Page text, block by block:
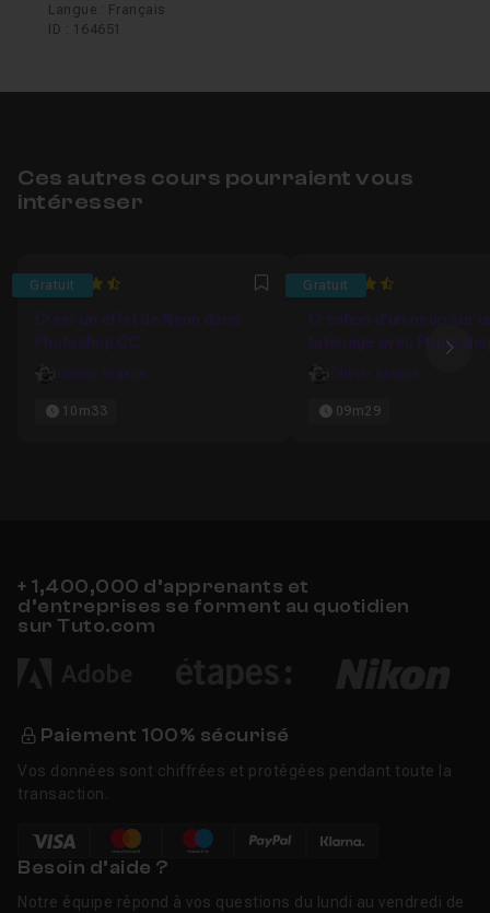
Langue : Français
ID : 164651
Ces autres cours pourraient vous
intéresser
Gratuit
4.8918918918919 Favori
Créer un effet de Néon dans
Photoshop CC
Olivier Krakus
10m33
Gratuit
4.8333333333333
Création d'un néon sur
tatouage avec
Olivier Krakus
09m29
+ 1,400,000 d’apprenants et
d’entreprises se forment au quotidien
sur Tuto.com
Paiement 100% sécurisé
Vos données sont chiffrées et protégées pendant toute la
transaction.
Besoin d’aide ?
Notre équipe répond à vos questions du lundi au vendredi de